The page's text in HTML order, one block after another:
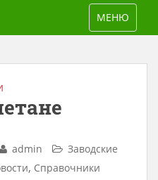
TOGGLE
МЕНЮ
admin
Заводские
, Справочники